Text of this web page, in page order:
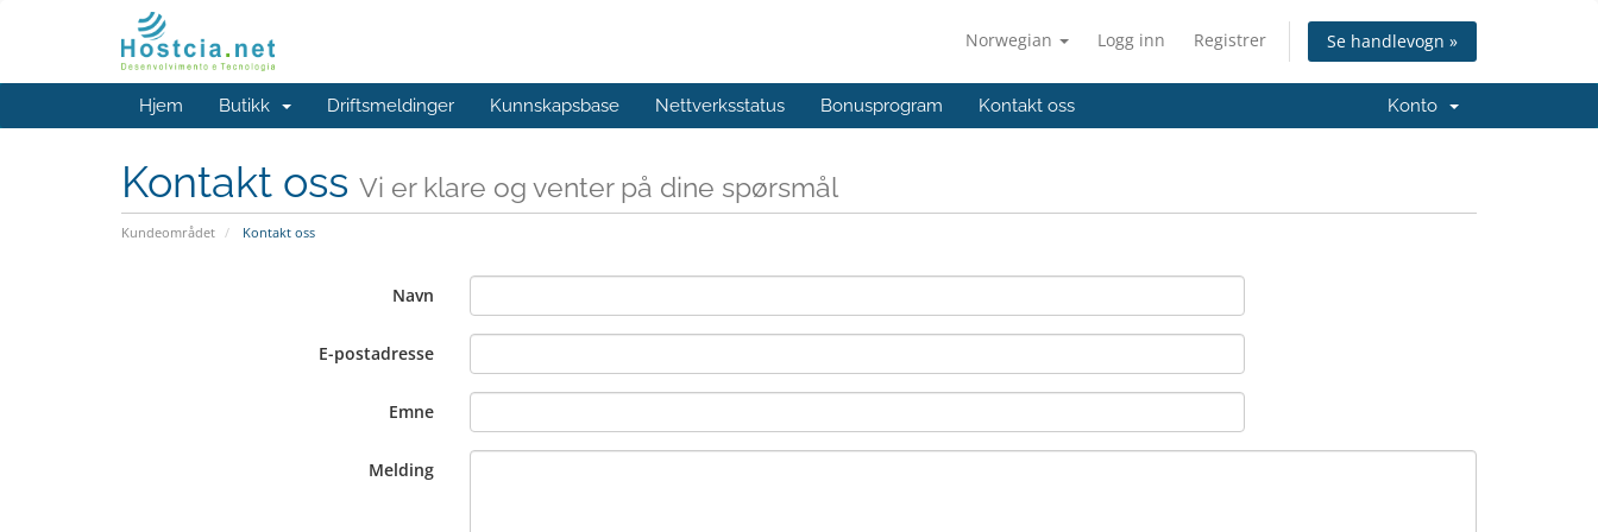
Norwegian Logg inn Registrer Se handlevogn »
Hjem Butikk Driftsmeldinger Kunnskapsbase Nettverksstatus Bonusprogram Kontakt oss Konto
Kontakt oss Vi er klare og venter på dine spørsmål
Kundeområdet Kontakt oss
Navn
E-postadresse
Emne
Melding